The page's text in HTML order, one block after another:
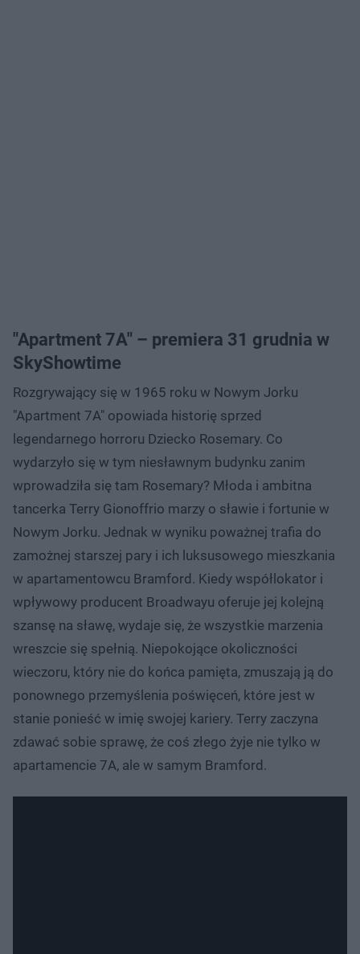
"Apartment 7A" – premiera 31 grudnia w
SkyShowtime
Rozgrywający się w 1965 roku w Nowym Jorku
"Apartment 7A" opowiada historię sprzed
legendarnego horroru Dziecko Rosemary. Co
wydarzyło się w tym niesławnym budynku zanim
wprowadziła się tam Rosemary? Młoda i ambitna
tancerka Terry Gionoffrio marzy o sławie i fortunie w
Nowym Jorku. Jednak w wyniku poważnej trafia do
zamożnej starszej pary i ich luksusowego mieszkania
w apartamentowcu Bramford. Kiedy współlokator i
wpływowy producent Broadwayu oferuje jej kolejną
szansę na sławę, wydaje się, że wszystkie marzenia
wreszcie się spełnią. Niepokojące okoliczności
wieczoru, który nie do końca pamięta, zmuszają ją do
ponownego przemyślenia poświęceń, które jest w
stanie ponieść w imię swojej kariery. Terry zaczyna
zdawać sobie sprawę, że coś złego żyje nie tylko w
apartamencie 7A, ale w samym Bramford.